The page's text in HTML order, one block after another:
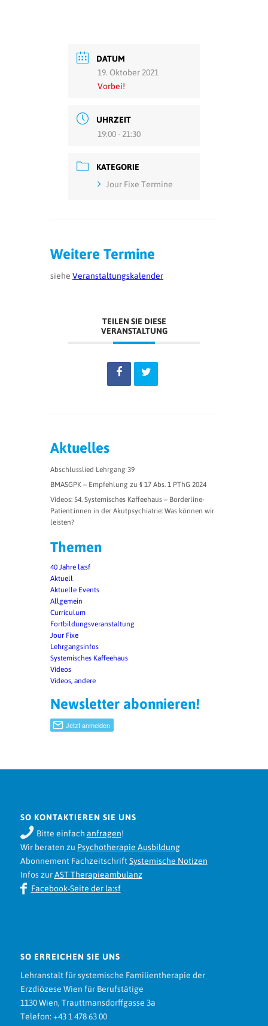
DATUM
19. Oktober 2021
Vorbei!
UHRZEIT
19:00 - 21:30
KATEGORIE
Jour Fixe Termine
Weitere Termine
siehe Veranstaltungskalender
TEILEN SIE DIESE
VERANSTALTUNG
Aktuelles
Abschlusslied Lehrgang 39
BMASGPK – Empfehlung zu § 17 Abs. 1 PThG 2024
Videos: 54. Systemisches Kaffeehaus – Borderline-
Patient:innen in der Akutpsychiatrie: Was können wir
leisten?
Themen
40 Jahre la:sf
Aktuell
Aktuelle Events
Allgemein
Curriculum
Fortbildungsveranstaltung
Jour Fixe
Lehrgangsinfos
Systemisches Kaffeehaus
Videos
Videos, andere
Newsletter abonnieren!
SO KONTAKTIEREN SIE UNS
Bitte einfach anfragen!
Wir beraten zu Psychotherapie Ausbildung
Abonnement FachzeitschriftSystemische Notizen
Infos zurAST Therapieambulanz
Facebook-Seite der la:sf
SO ERREICHEN SIE UNS
Lehranstalt für systemische Familientherapie der
Erzdiözese Wien für Berufstätige
1130 Wien, Trauttmansdorffgasse 3a
Telefon: +43 1 478 63 00